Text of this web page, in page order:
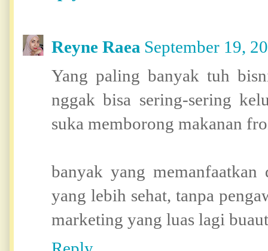
Reyne Raea September 19,
Yang paling banyak tuh
nggak bisa sering-sering
suka memborong makanan
banyak yang
yang lebih sehat, tanpa
marketing yang luas lagi